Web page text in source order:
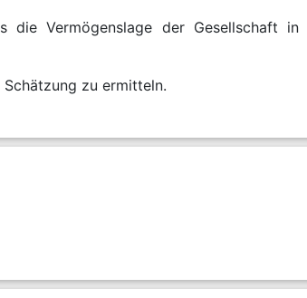
Vermögenslage der Gesellschaft in
zu ermitteln.